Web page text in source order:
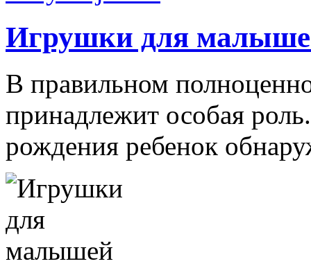
Игрушки для
В правильном
принадлежит особая
рождения ребенок